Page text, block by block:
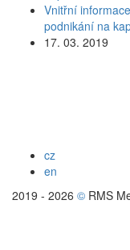
Vnitřní
podnikání na
17. 03. 2019
cz
en
2019 - 2026 © RMS